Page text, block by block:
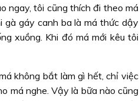
ngay, tôi cũng thích đi theo má
gà gáy canh ba là má thức dậy
xuồng. Khi đó má mới kêu tôi
không bắt làm gì hết, chỉ việc
má nghe. Vậy là bữa nào cũng